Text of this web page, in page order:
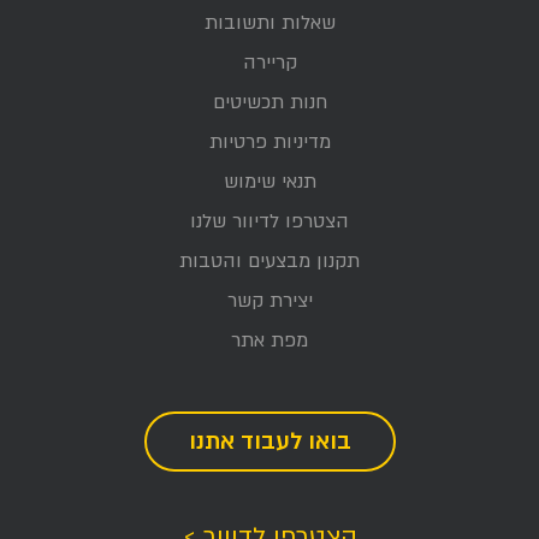
שאלות ותשובות
קריירה
חנות תכשיטים
מדיניות פרטיות
תנאי שימוש
הצטרפו לדיוור שלנו
תקנון מבצעים והטבות
יצירת קשר
מפת אתר
בואו לעבוד אתנו